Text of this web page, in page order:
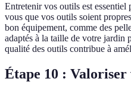
Entretenir vos outils est
vous que vos outils soient
bon équipement, comme des
adaptés à la taille de votre jardin
qualité des outils contribue à
Étape 10 : Valoriser